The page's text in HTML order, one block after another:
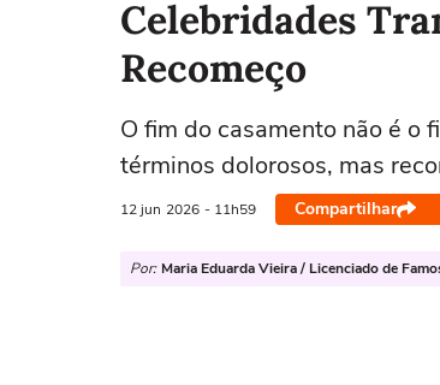
Celebridades
Recomeço
O fim do casamento não é o
términos dolorosos, mas
12 jun 2026 - 11h59 Compartilhar
Por: Maria Eduarda Vieira / Licenciado de